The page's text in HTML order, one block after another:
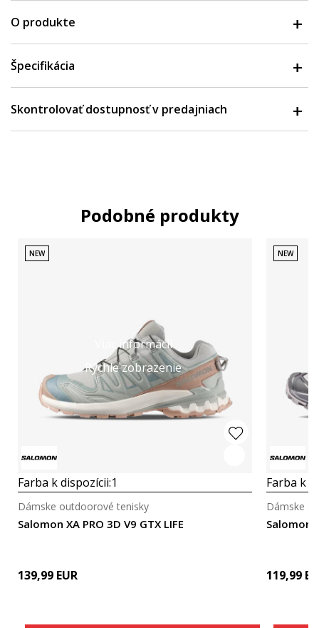
O produkte
Špecifikácia
Skontrolovať dostupnosť v predajniach
Podobné produkty
Viac informácií
Rýchle zobrazenie
NEW
Farba k dispozícii:1
Salomon XA PRO 3D V9 GTX LIFE
Dámske outdoorové tenisky
139,99 EUR
NEW
Farba k
Salomon
Dámske
119,99